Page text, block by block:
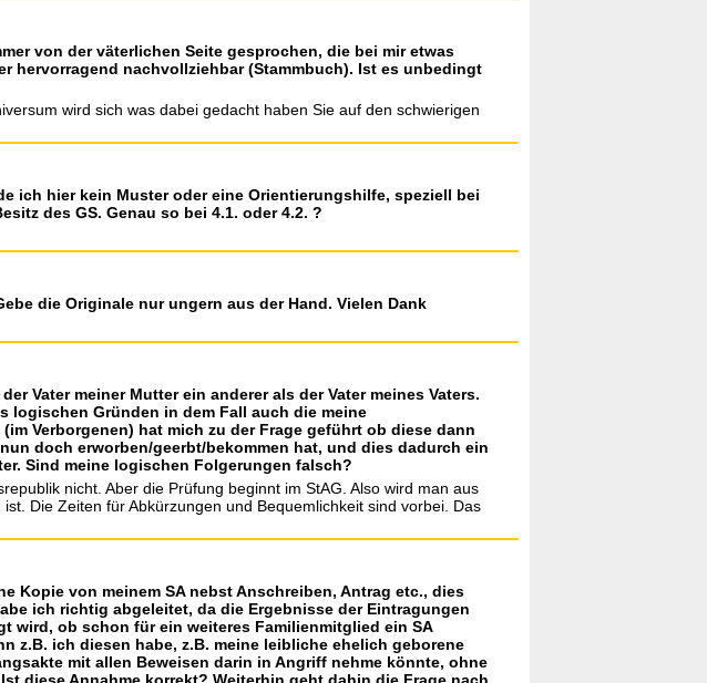
von der väterlichen Seite gesprochen, die bei mir etwas
hervorragend nachvollziehbar (Stammbuch). Ist es unbedingt
wird sich was dabei gedacht haben Sie auf den schwierigen
ich hier kein Muster oder eine Orientierungshilfe, speziell bei
des GS. Genau so bei 4.1. oder 4.2. ?
die Originale nur ungern aus der Hand. Vielen Dank
Vater meiner Mutter ein anderer als der Vater meines Vaters.
logischen Gründen in dem Fall auch die meine
Verborgenen) hat mich zu der Frage geführt ob diese dann
doch erworben/geerbt/bekommen hat, und dies dadurch ein
Sind meine logischen Folgerungen falsch?
nicht. Aber die Prüfung beginnt im StAG. Also wird man aus
Die Zeiten für Abkürzungen und Bequemlichkeit sind vorbei. Das
Kopie von meinem SA nebst Anschreiben, Antrag etc., dies
ich richtig abgeleitet, da die Ergebnisse der Eintragungen
wird, ob schon für ein weiteres Familienmitglied ein SA
z.B. ich diesen habe, z.B. meine leibliche ehelich geborene
mit allen Beweisen darin in Angriff nehme könnte, ohne